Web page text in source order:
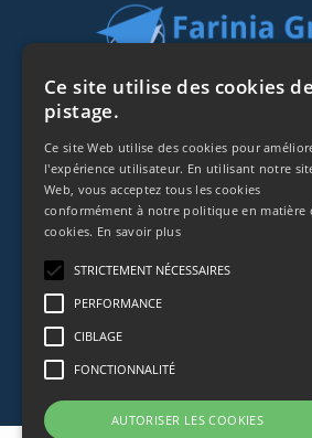
Frankreich
CONTACT
Ce site utilise des cookies de
pistage.
Ce site Web utilise des cookies pour
l'expérience utilisateur. En utilisant notre
Web, vous acceptez tous les cookies
conformément à notre politique en matière
cookies. En savoir plus
STRICTEMENT NÉCESSAIRES
PERFORMANCE
CIBLAGE
FONCTIONNALITÉ
AUTORISER LES COOKIES